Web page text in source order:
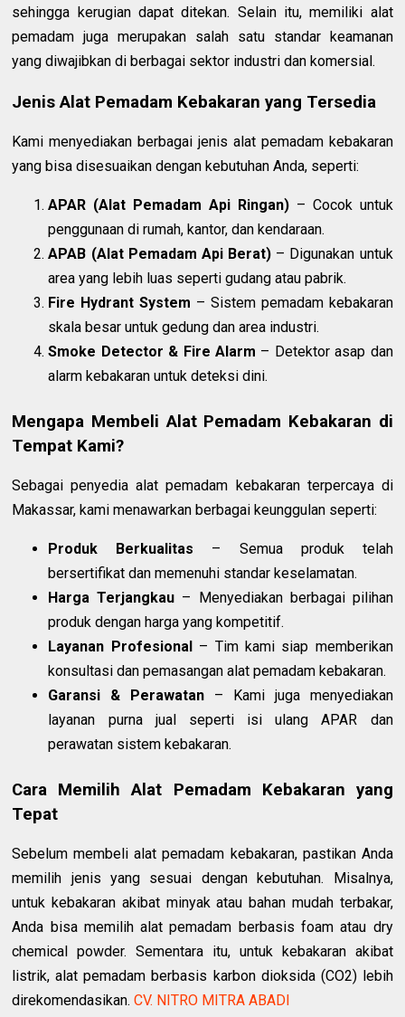
sehingga kerugian dapat ditekan. Selain itu, memiliki alat
pemadam juga merupakan salah satu standar keamanan
yang diwajibkan di berbagai sektor industri dan komersial.
Jenis Alat Pemadam Kebakaran yang Tersedia
Kami menyediakan berbagai jenis alat pemadam kebakaran
yang bisa disesuaikan dengan kebutuhan Anda, seperti:
APAR (Alat Pemadam Api Ringan)– Cocok untuk
penggunaan di rumah, kantor, dan kendaraan.
APAB (Alat Pemadam Api Berat) – Digunakan untuk
area yang lebih luas seperti gudang atau pabrik.
Fire Hydrant System – Sistem pemadam kebakaran
skala besar untuk gedung dan area industri.
Smoke Detector & Fire Alarm – Detektor asap dan
alarm kebakaran untuk deteksi dini.
Mengapa Membeli Alat Pemadam Kebakaran di
Tempat Kami?
Sebagai penyedia alat pemadam kebakaran terpercaya di
Makassar, kami menawarkan berbagai keunggulan seperti:
Produk Berkualitas – Semua produk telah
bersertifikat dan memenuhi standar keselamatan.
Harga Terjangkau – Menyediakan berbagai pilihan
produk dengan harga yang kompetitif.
Layanan Profesional– Tim kami siap memberikan
konsultasi dan pemasangan alat pemadam kebakaran.
Garansi & Perawatan – Kami juga menyediakan
layanan purna jual seperti isi ulang APAR dan
perawatan sistem kebakaran.
Cara Memilih Alat Pemadam Kebakaran yang
Tepat
Sebelum membeli alat pemadam kebakaran, pastikan Anda
memilih jenis yang sesuai dengan kebutuhan. Misalnya,
untuk kebakaran akibat minyak atau bahan mudah terbakar,
Anda bisa memilih alat pemadam berbasis foam atau dry
chemical powder. Sementara itu, untuk kebakaran akibat
listrik, alat pemadam berbasis karbon dioksida (CO2) lebih
direkomendasikan.CV. NITRO MITRA ABADI